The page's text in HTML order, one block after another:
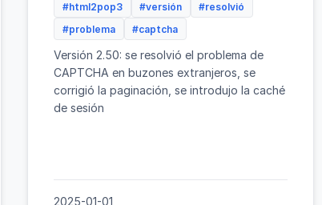
#html2pop3 #versión
#resolvió
#problema
#captcha
Versión 2.50: se resolvió el problema de
CAPTCHA en buzones extranjeros, se
corrigió la paginación, se introdujo la caché
de sesión
2025-01-01